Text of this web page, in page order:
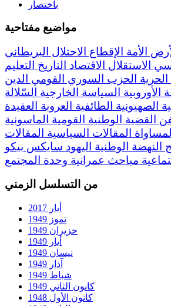
باختصار
مواضيع مفتاحية
الأمة الإقطاع
الاحتلال البريطاني
الاستقلال الاقتصاد التاريخ
التعليم
الحرية الحزب السوري القومي
الدين
الأوروبية السياسة الخارجية
السّلالة
الصهيونية الطائفية العروبة
العقيدة
القضية الوطنية القومية
الماسونية
المساواة المقالات السياسية
المقالات
النهضة الوطنية اليهود سايكس بيكو
مباحث عمرانية وحدة المجتمع
من التسلسل الزمني
أيار 2017
تموز 1949
حزيران 1949
أيار 1949
نيسان 1949
آذار 1949
شباط 1949
كانون الثاني 1949
كانون الأول 1948